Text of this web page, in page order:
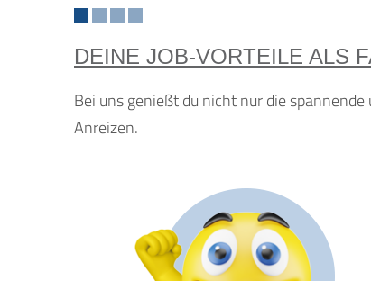
DEINE JOB-VORTEILE ALS
Bei uns genießt du nicht nur die
Anreizen.